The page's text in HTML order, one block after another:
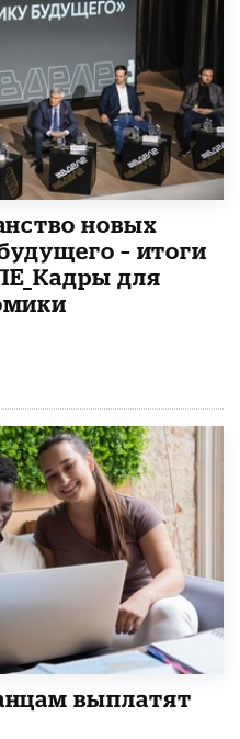
новых
– итоги
для
выплатят